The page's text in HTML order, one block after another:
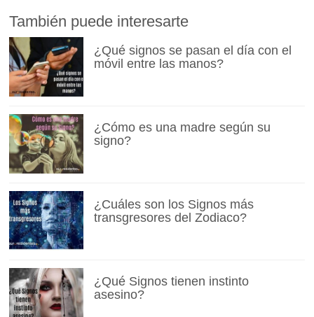
También puede interesarte
¿Qué signos se pasan el día con el
móvil entre las manos?
¿Cómo es una madre según su
signo?
¿Cuáles son los Signos más
transgresores del Zodiaco?
¿Qué Signos tienen instinto
asesino?